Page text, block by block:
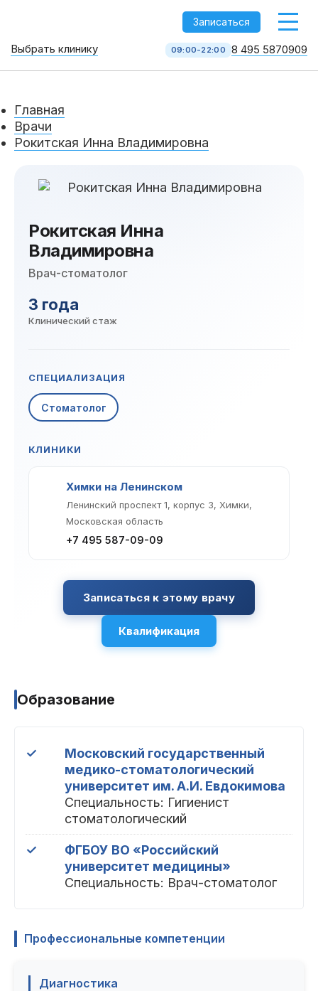
Записаться
8 495 587 09 09
Услуги
Чистка Отбеливание
Детская
стоматология
Все услуги (16 категорий)
Петровско-
Разумовская
Химки Ленинский Чертановская
Цены
Работы
Отзывы
Акции
Пациентам
Вопросы и ответы Награды Лицензии
Сотрудники
Выбрать клинику 09:00-22:00 8 495 5870909
Главная
Врачи
Рокитская Инна Владимировна
Рокитская Инна
Владимировна
Врач-стоматолог
3 года
Клинический стаж
СПЕЦИАЛИЗАЦИЯ
Стоматолог
КЛИНИКИ
Химки на Ленинском
Ленинский проспект 1, корпус 3, Химки,
Московская область
+7 495 587-09-09
Записаться к этому врачу
Квалификация
Образование
✓
Московский государственный
медико-стоматологический
университет им. А.И. Евдокимова
Специальность: Гигиенист
стоматологический
✓
ФГБОУ ВО «Российский
университет медицины»
Специальность: Врач-стоматолог
Профессиональные компетенции
Диагностика